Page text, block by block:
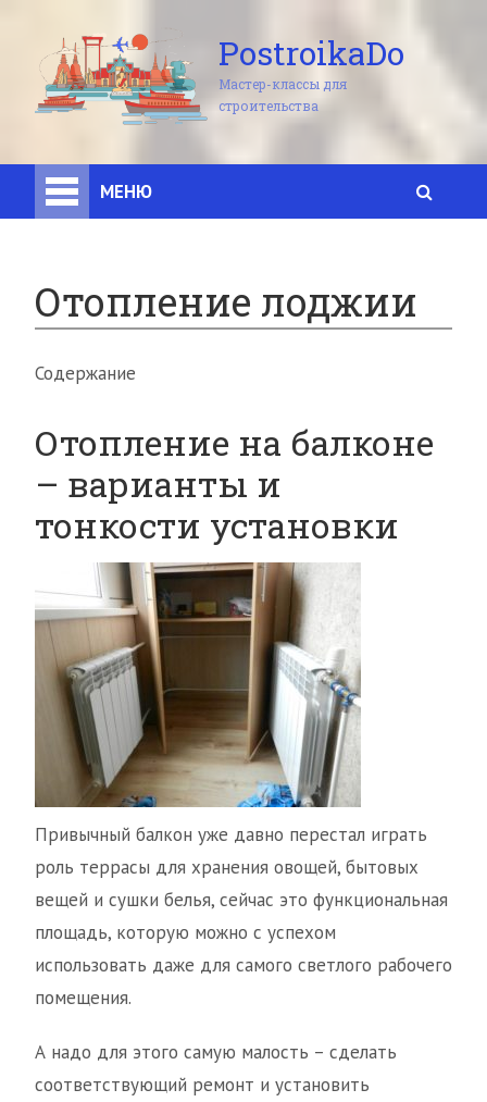
PostroikaDo
Мастер-классы для
строительства
МЕНЮ
Отопление лоджии
Содержание
Отопление на балконе
– варианты и
тонкости установки
Привычный балкон уже давно перестал играть
роль террасы для хранения овощей, бытовых
вещей и сушки белья, сейчас это функциональная
площадь, которую можно с успехом
использовать даже для самого светлого рабочего
помещения.
А надо для этого самую малость – сделать
соответствующий ремонт и установить